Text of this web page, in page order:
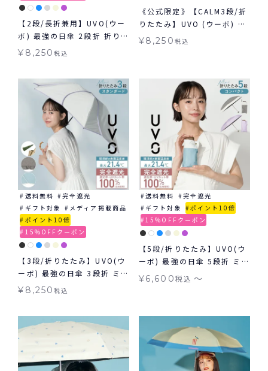
【2段/長折兼用】UVO(ウー
ボ) 最強の日傘 2段折 折りた
たみ 長傘 2way ミニ 完全
¥ 8,250税込
《公式限定》【CALM3段/折
りたたみ】UVO (ウーボ) 最
強の日傘 カーム 3段折 完全
¥8,250 税込
送料無料
完全遮光
ギフト対象
メディア掲載商品
ポイント10倍
15%OFFクーポン
【3段/折りたたみ】UVO(ウ
ーボ) 最強の日傘 3段折 ミニ
完全遮光100% ギフト対象
¥ 8,250税込
送料無料
完全遮光
ギフト対象
ポイント10倍
15%OFFクーポン
【5段/折りたたみ】UVO(ウ
ーボ) 最強の日傘 5段折 ミニ
コンパクト 無地 切り継ぎ ギ
フト対象 ≪送料無料≫ 晴雨
¥6,600税込 〜